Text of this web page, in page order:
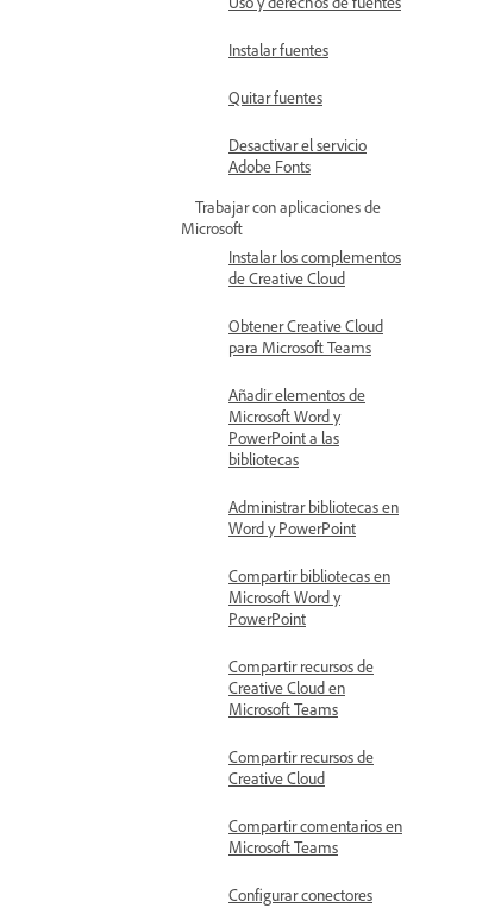
Instalar fuentes
Quitar fuentes
Desactivar el servicio
Adobe Fonts
Trabajar con aplicaciones de
Microsoft
Instalar los complementos
de Creative Cloud
Obtener Creative Cloud
para Microsoft Teams
Añadir elementos de
Microsoft Word y
PowerPoint a las
bibliotecas
Administrar bibliotecas en
Word y PowerPoint
Compartir bibliotecas en
Microsoft Word y
PowerPoint
Compartir recursos de
Creative Cloud en
Microsoft Teams
Compartir recursos de
Creative Cloud
Compartir comentarios en
Microsoft Teams
Configurar conectores